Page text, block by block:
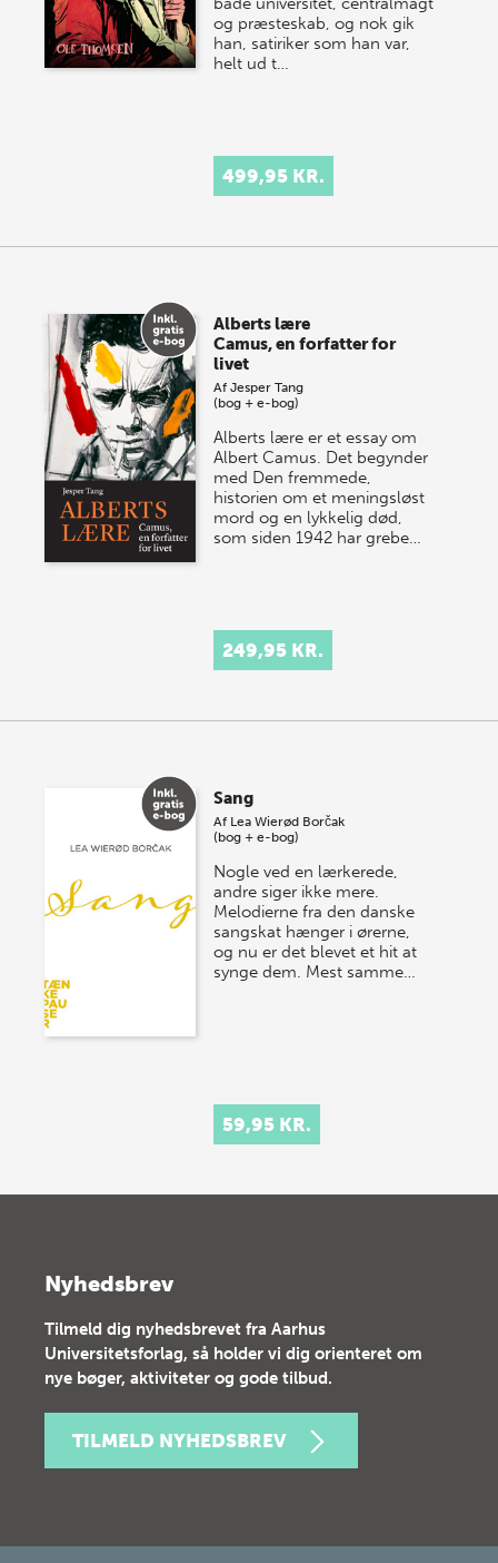
og præsteskab, og nok gik
han, satiriker som han var,
helt ud t…
499,95 KR.
Alberts lære
Camus, en forfatter for
livet
AfJesper Tang
(bog + e-bog)
Alberts lære er et essay om
Albert Camus. Det begynder
med Den fremmede,
historien om et meningsløst
mord og en lykkelig død,
som siden 1942 har grebe…
249,95 KR.
Sang
Af Lea Wierød Borčak
(bog + e-bog)
Nogle ved en lærkerede,
andre siger ikke mere.
Melodierne fra den danske
sangskat hænger i ørerne,
og nu er det blevet et hit at
synge dem. Mest samme…
59,95 KR.
Nyhedsbrev
Tilmeld dig nyhedsbrevet fra Aarhus
Universitetsforlag, så holder vi dig orienteret om
nye bøger, aktiviteter og gode tilbud.
TILMELD NYHEDSBREV